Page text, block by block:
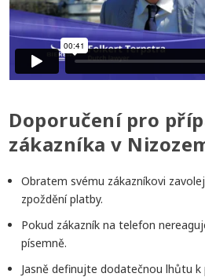
Doporučení pro
zákazníka v
Obratem svému zákazníkovi
zpoždění platby.
Pokud zákazník na telefon
písemně.
Jasně definujte dodatečnou lhůtu k